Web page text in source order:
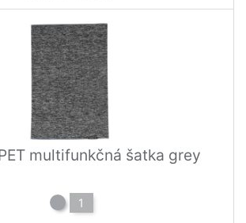
multifunkčná šatka grey
1